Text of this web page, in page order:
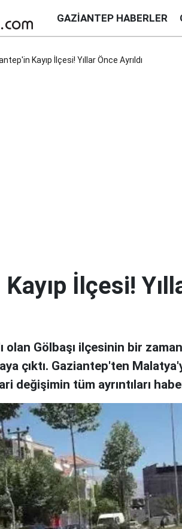
GAZIANTEP HABERLER
Kayıp İlçesi! Yıllar Önce Ayrıldı
İlçesi!
olan Gölbaşı ilçesinin bir
çıktı. Gaziantep'ten
değişimin tüm ayrıntıları